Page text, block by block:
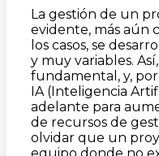
La gestión de un
evidente, más aún
los casos, se
y muy variables.
fundamental, y,
IA (Inteligencia
adelante para
de recursos de
olvidar que un